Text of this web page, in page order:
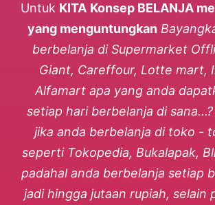
Untuk KITA Konsep BELANJA
yang menguntungkan
berbelanja di Supermarket
Giant, Careffour, Lotte mart,
Alfamart apa yang anda
setiap hari berbelanja di
jika anda berbelanja di toko -
seperti Tokopedia, Bukalapak,
padahal anda berbelanja setiap
jadi hingga jutaan rupiah, selain